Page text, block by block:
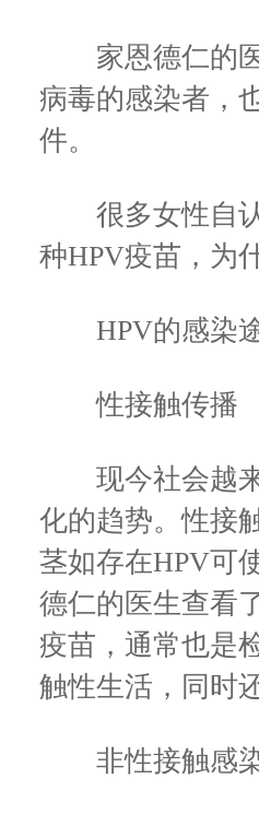
家恩德仁的医
病毒的感染者，
件。
很多女性自认
种HPV疫苗，为
HPV的感染途
性接触传播
现今社会越来
化的趋势。性接
茎如存在HPV可
德仁的医生查看
疫苗，通常也是
触性生活，同时
非性接触感